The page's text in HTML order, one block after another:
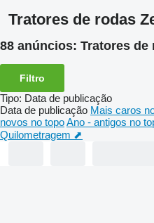
Tratores de rodas
88 anúncios: Tratores de
Filtro
Tipo: Data de publicação
Data de publicação Mais caros
novos no topoAno - antigos no
Quilometragem ⬈